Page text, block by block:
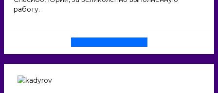
работу.